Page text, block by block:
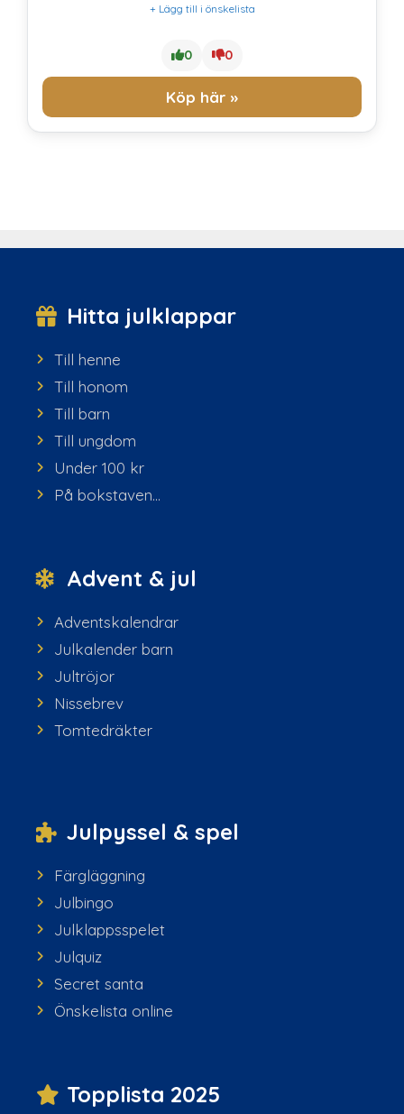
+ Lägg till i önskelista
0 0
Köp här »
Hitta julklappar
Till henne
Till honom
Till barn
Till ungdom
Under 100 kr
På bokstaven...
Advent & jul
Adventskalendrar
Julkalender barn
Jultröjor
Nissebrev
Tomtedräkter
Julpyssel & spel
Färgläggning
Julbingo
Julklappsspelet
Julquiz
Secret santa
Önskelista online
Topplista 2025